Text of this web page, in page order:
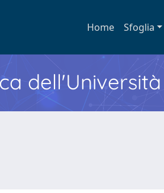
Home Sfoglia